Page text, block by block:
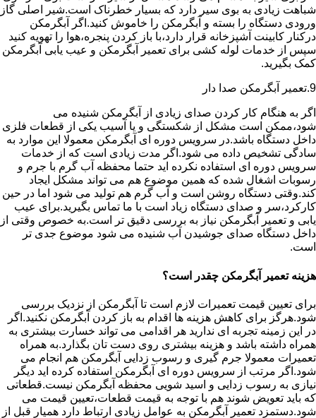
شباهت زیادی به بوی سیر دارد که بسیار خطرناک است.شیر اصلی گاز
ورودی دستگاه را بسته و آبگرمکن را خاموش کنید.اگر آبگرمکن
درکنار کابینت آشپزخانه قرار دارد،با باز کردن پنجره،هوا را تهویه کنید
سپس از خدمات لوله کشی برای تعمیر آبگرمکن و عیب یابی آبگرمکن
کمک بگیرید.
9.تعمیر آبگرمکن صدا دار
اگر به هنگام کار کردن صدای زیادی از آبگرمکن شنیده می
شود،ممکن است مشکل از شکستگی و یا آسیب یکی از قطعات فلزی
داخل دستگاه باشد.در سرویس دوره ای آبگرمکن معمولا این موارد به
سادگی تشخیص داده می شود.اگر مدت زیادی است که از خدمات
سرویس دوره ای استفاده نکرده اید حتما محفظه آب گرم با جرم و
رسوبات اشغال شده که همین موضوع هم می تواند مشکل ایجاد
کند.وقتی دستگاه روشن است و آب گرم هم تولید می شود اما در حین
کارکرد،سر و صدای دستگاه زیاد است با ما تماس بگیرید.برای عیب
یابی و تعمیر آبگرمکن نیاز به بررسی دقیق تر است.به خصوص وقتی از
داخل دستگاه صدای جوشیدن آب شنیده می شود موضوع جدی تر
است.
هزینه تعمیر آبگرمکن چقدر است؟
برای تعیین قیمت تعمیرات لازم است تا آبگرمکن از نزدیک بررسی
شود.هرگز برای کاهش هزینه ها اقدام به باز کردن آبگرمکن نکنید.اگر
در این زمینه تجربه ای ندارید هر اقدامی می تواند خسارت بیشتری به
همراه داشته باشد و هزینه بیشتری روی دست تان بگذارد.به همراه
تعمیرات معمولا جرم گیری و رسوب زدایی آبگرمکن هم انجام می
شود.اگر مرتب از سرویس دوره ای آبگرمکن استفاده کرده اید دیگر
نیازی به رسوب زدایی و اسید شویی محفظه آبگرمکن نیست.قطعاتی
که باید تعویض شوند هم با توجه به قیمت قطعات،تعیین قیمت می
شود.دستمزد تعمیر آبگرمکن به عوامل زیادی ارتباط دارد همیار قبل از